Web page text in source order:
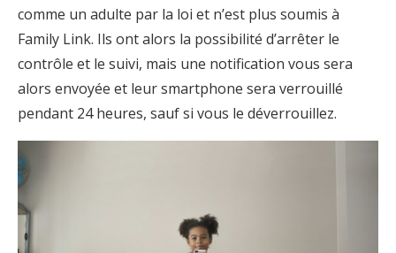
comme un adulte par la loi et n’est plus soumis à
Family Link. Ils ont alors la possibilité d’arrêter le
contrôle et le suivi, mais une notification vous sera
alors envoyée et leur smartphone sera verrouillé
pendant 24 heures, sauf si vous le déverrouillez.